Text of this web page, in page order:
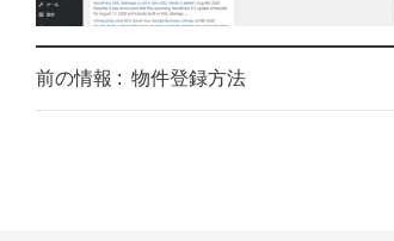
前の情報 : 物件登録方法